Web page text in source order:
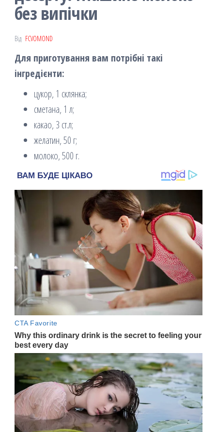
без випічки
Від FCVOMOND
Для приготування вам потрібні такі
інгредієнти:
цукор, 1 склянка;
сметана, 1 л;
какао, 3 ст.л;
желатин, 50 г;
молоко, 500 г.